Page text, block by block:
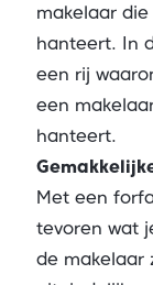
makelaar
hanteert. In
een rij
een
hanteert.
Met een
tevoren wat
de makelaar